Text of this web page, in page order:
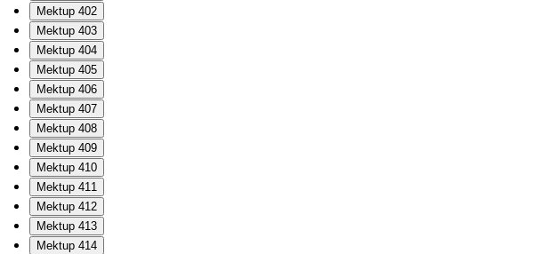
Mektup 402
Mektup 403
Mektup 404
Mektup 405
Mektup 406
Mektup 407
Mektup 408
Mektup 409
Mektup 410
Mektup 411
Mektup 412
Mektup 413
Mektup 414